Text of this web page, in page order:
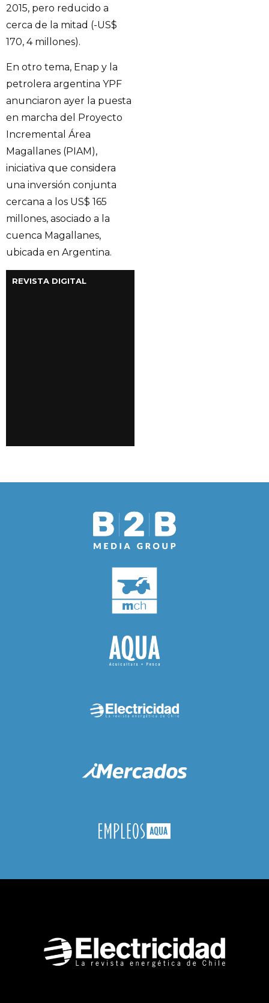
2015, pero reducido a
cerca de la mitad (-US$
170, 4 millones).
En otro tema, Enap y la
petrolera argentina YPF
anunciaron ayer la puesta
en marcha del Proyecto
Incremental Área
Magallanes (PIAM),
iniciativa que considera
una inversión conjunta
cercana a los US$ 165
millones, asociado a la
cuenca Magallanes,
ubicada en Argentina.
REVISTA DIGITAL